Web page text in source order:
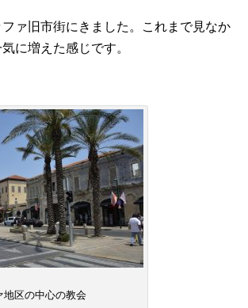
ァ旧市街にきました。これまで見なか
に増えた感じです。
地区の中心の教会